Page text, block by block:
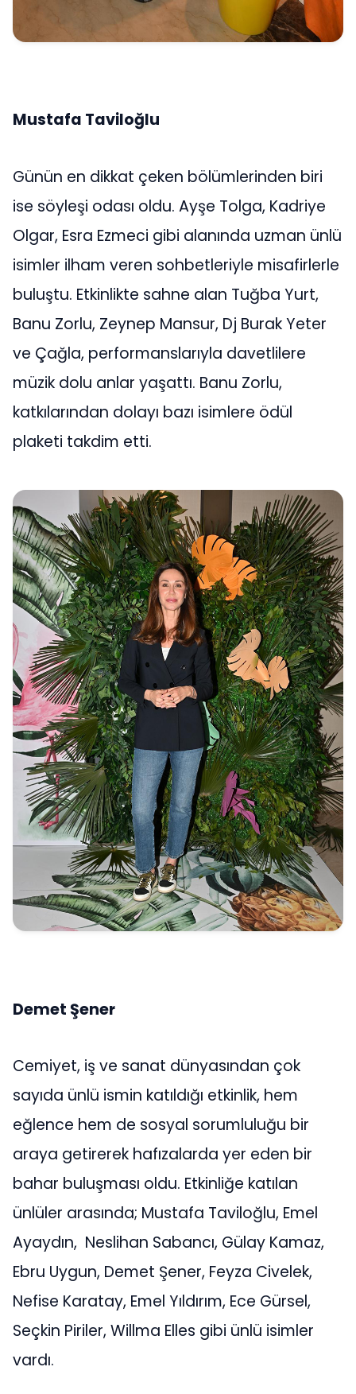
Mustafa Taviloğlu
Günün en dikkat çeken bölümlerinden biri
ise söyleşi odası oldu. Ayşe Tolga, Kadriye
Olgar, Esra Ezmeci gibi alanında uzman ünlü
isimler ilham veren sohbetleriyle misafirlerle
buluştu. Etkinlikte sahne alan Tuğba Yurt,
Banu Zorlu, Zeynep Mansur, Dj Burak Yeter
ve Çağla, performanslarıyla davetlilere
müzik dolu anlar yaşattı. Banu Zorlu,
katkılarından dolayı bazı isimlere ödül
plaketi takdim etti.
Demet Şener
Cemiyet, iş ve sanat dünyasından çok
sayıda ünlü ismin katıldığı etkinlik, hem
eğlence hem de sosyal sorumluluğu bir
araya getirerek hafızalarda yer eden bir
bahar buluşması oldu. Etkinliğe katılan
ünlüler arasında; Mustafa Taviloğlu, Emel
Ayaydın, Neslihan Sabancı, Gülay Kamaz,
Ebru Uygun, Demet Şener, Feyza Civelek,
Nefise Karatay, Emel Yıldırım, Ece Gürsel,
Seçkin Piriler, Willma Elles gibi ünlü isimler
vardı.